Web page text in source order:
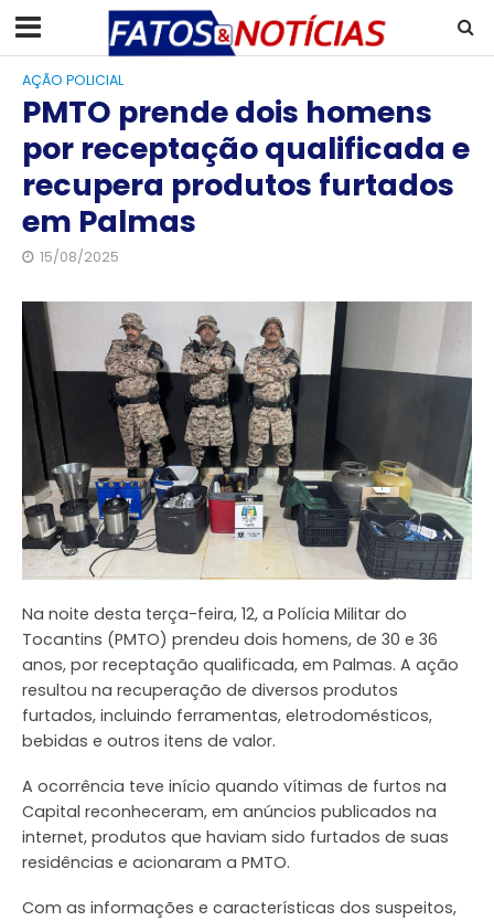
AÇÃO POLICIAL
PMTO prende dois homens
por receptação qualificada e
recupera produtos furtados
em Palmas
15/08/2025
Na noite desta terça-feira, 12, a Polícia Militar do
Tocantins (PMTO) prendeu dois homens, de 30 e 36
anos, por receptação qualificada, em Palmas. A ação
resultou na recuperação de diversos produtos
furtados, incluindo ferramentas, eletrodomésticos,
bebidas e outros itens de valor.
A ocorrência teve início quando vítimas de furtos na
Capital reconheceram, em anúncios publicados na
internet, produtos que haviam sido furtados de suas
residências e acionaram a PMTO.
Com as informações e características dos suspeitos,